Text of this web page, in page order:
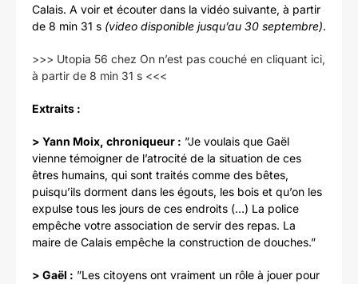
Calais. A voir et écouter dans la vidéo suivante, à partir
de 8 min 31 s (video disponible jusqu’au 30 septembre).
>>> Utopia 56 chez On n’est pas couché en cliquant ici,
à partir de 8 min 31 s <<<
Extraits :
> Yann Moix, chroniqueur : ”Je voulais que Gaël
vienne témoigner de l’atrocité de la situation de ces
êtres humains, qui sont traités comme des bêtes,
puisqu’ils dorment dans les égouts, les bois et qu’on les
expulse tous les jours de ces endroits (…) La police
empêche votre association de servir des repas. La
maire de Calais empêche la construction de douches.”
> Gaël : ”Les citoyens ont vraiment un rôle à jouer pour